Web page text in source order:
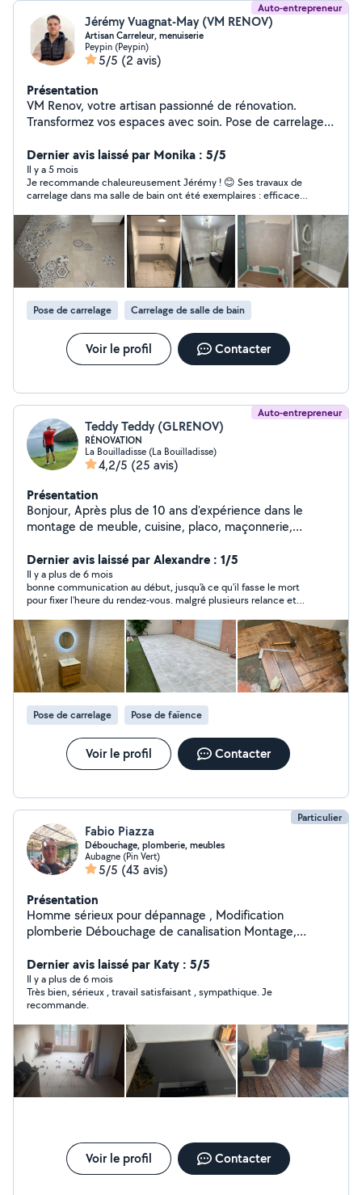
Auto-entrepreneur
Jérémy Vuagnat-May (VM RENOV)
Artisan Carreleur, menuiserie
Peypin (Peypin)
5/5 (2 avis)
Présentation
VM Renov, votre artisan passionné de rénovation.
Transformez vos espaces avec soin. Pose de carrelage,
menuiserie sur mesure, électricité, climatisation etc...
Contactez moi pour tous vos projets de rénovation !
Site internet à disposition
Dernier avis laissé par Monika : 5/5
Il y a 5 mois
Je recommande chaleureusement Jérémy ! 😊 Ses travaux de
carrelage dans ma salle de bain ont été exemplaires : efficace,
impeccable et d’une grande qualité professionnelle. Merci
infiniment pour ce superbe travail !
Pose de carrelage Carrelage de salle de bain
Voir le profil Contacter
Auto-entrepreneur
Teddy Teddy (GLRENOV)
RÉNOVATION
La Bouilladisse (La Bouilladisse)
4,2/5 (25 avis)
Présentation
Bonjour, Après plus de 10 ans d'expérience dans le
montage de meuble, cuisine, placo, maçonnerie,
est la satisfaction de mes clients. Je suis disponible
pour vous faire un devis gratuitement, donner des
conseils, Je vous laisse découvrir quelques une devis
mes réalisations dans mes photos ou bien visiter ma
page Facebook. Je suis à votre disposition. Merci Teddy
GLRENOV
Dernier avis laissé par Alexandre : 1/5
Il y a plus de 6 mois
bonne communication au début, jusqu'à ce qu'il fasse le mort
pour fixer l'heure du rendez-vous. malgré plusieurs relance et
Pose de carrelage Pose de faïence
Voir le profil Contacter
Particulier
Fabio Piazza
Débouchage, plomberie, meubles
Aubagne (Pin Vert)
5/5 (43 avis)
Présentation
Homme sérieux pour dépannage , Modification
plomberie Débouchage de canalisation Montage,
maçonnerie Pose tringle de rideaux , lustres ect
Location matériel électroportatif de maçonnerie ( faire
demande du matériel disponibles ) Karcher, souffleur /
Aspirateur de feuilles Tronçonneuse , fendeuse bois ,
carrelette , Scie à eau sur pied coupe carreaux Livraison
possible / Retrait en supplément
Dernier avis laissé par Katy : 5/5
Il y a plus de 6 mois
Très bien, sérieux , travail satisfaisant , sympathique. Je
recommande.
Voir le profil Contacter